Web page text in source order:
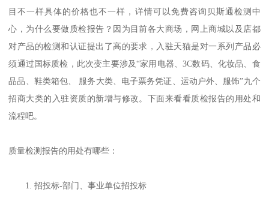
目不一样具体的价格也不一样，详情可以免费咨询贝斯通检测中
心，为什么要做质检报告？因为目前各大商场，网上商城以及店都
对产品的检测和认证提出了高的要求，入驻天猫是对一系列产品必
须通过国标质检，此次变主要涉及“家用电器、3C数码、化妆品、食
品品、鞋类箱包、 服务大类、电子票务凭证、运动户外、服饰”九个
招商大类的入驻资质的新增与修改。下面来看看质检报告的用处和
流程吧。
质量检测报告的用处有哪些：
1. 招投标-部门、事业单位招投标